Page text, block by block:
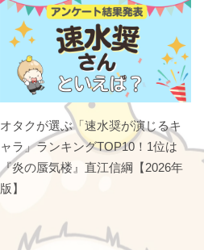
オタクが選ぶ「速水奨が演じるキ
ャラ」ランキングTOP10！1位は
『炎の蜃気楼』直江信綱【2026年
版】